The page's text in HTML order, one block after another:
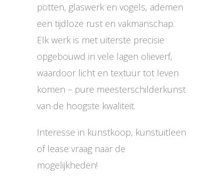
potten, glaswerk en vogels, ademen
een tijdloze rust en vakmanschap.
Elk werk is met uiterste precisie
opgebouwd in vele lagen olieverf,
waardoor licht en textuur tot leven
komen – pure meesterschilderkunst
van de hoogste kwaliteit.
Interesse in kunstkoop, kunstuitleen
of lease vraag naar de
mogelijkheden!